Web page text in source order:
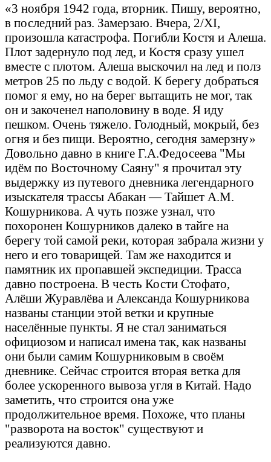
«3 ноября 1942 года, вторник. Пишу, вероятно,
в последний раз. Замерзаю. Вчера, 2/XI,
произошла катастрофа. Погибли Костя и Алеша.
Плот задернуло под лед, и Костя сразу ушел
вместе с плотом. Алеша выскочил на лед и полз
метров 25 по льду с водой. К берегу добраться
помог я ему, но на берег вытащить не мог, так
он и закоченел наполовину в воде. Я иду
пешком. Очень тяжело. Голодный, мокрый, без
огня и без пищи. Вероятно, сегодня замерзну»
Довольно давно в книге Г.А.Федосеева "Мы
идём по Восточному Саяну" я прочитал эту
выдержку из путевого дневника легендарного
изыскателя трассы Абакан — Тайшет А.М.
Кошурникова. А чуть позже узнал, что
похоронен Кошурников далеко в тайге на
берегу той самой реки, которая забрала жизни у
него и его товарищей. Там же находится и
памятник их пропавшей экспедиции. Трасса
давно построена. В честь Кости Стофато,
Алёши Журавлёва и Александа Кошурникова
названы станции этой ветки и крупные
населённые пункты. Я не стал заниматься
официозом и написал имена так, как названы
они были самим Кошурниковым в своём
дневнике. Сейчас строится вторая ветка для
более ускоренного вывоза угля в Китай. Надо
заметить, что строится она уже
продолжительное время. Похоже, что планы
"разворота на восток" существуют и
реализуются давно.